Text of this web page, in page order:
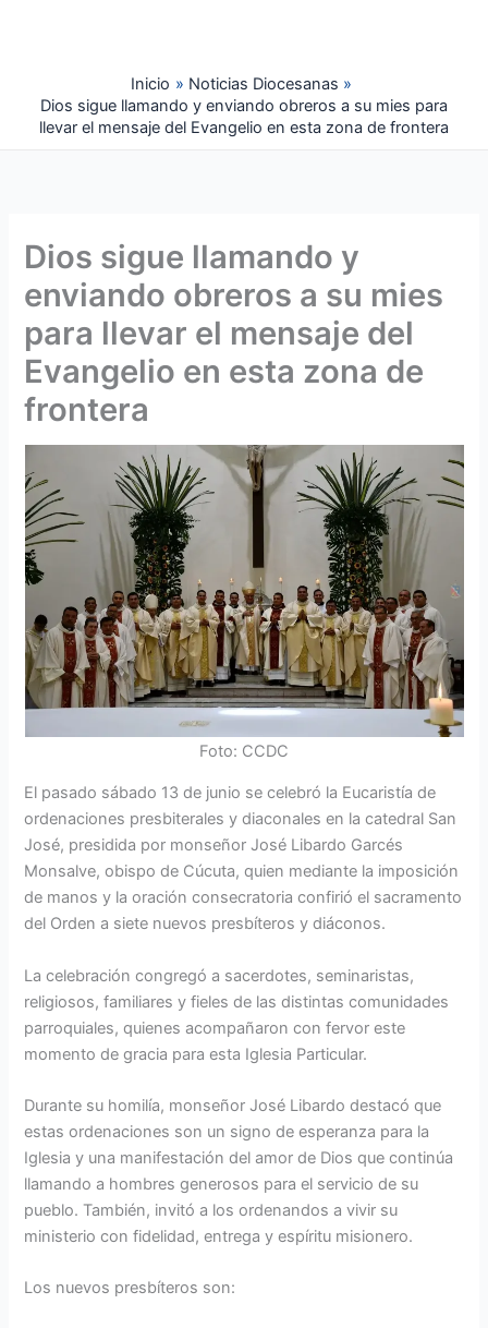
Inicio
Noticias Diocesanas
Dios sigue llamando y enviando obreros a su mies para
llevar el mensaje del Evangelio en esta zona de frontera
Dios sigue llamando y
enviando obreros a su mies
para llevar el mensaje del
Evangelio en esta zona de
frontera
Foto: CCDC
El pasado sábado 13 de junio se celebró la Eucaristía de
ordenaciones presbiterales y diaconales en la catedral San
José, presidida por monseñor José Libardo Garcés
Monsalve, obispo de Cúcuta, quien mediante la imposición
de manos y la oración consecratoria confirió el sacramento
del Orden a siete nuevos presbíteros y diáconos.
La celebración congregó a sacerdotes, seminaristas,
religiosos, familiares y fieles de las distintas comunidades
parroquiales, quienes acompañaron con fervor este
momento de gracia para esta Iglesia Particular.
Durante su homilía, monseñor José Libardo destacó que
estas ordenaciones son un signo de esperanza para la
Iglesia y una manifestación del amor de Dios que continúa
llamando a hombres generosos para el servicio de su
pueblo. También, invitó a los ordenandos a vivir su
ministerio con fidelidad, entrega y espíritu misionero.
Los nuevos presbíteros son: